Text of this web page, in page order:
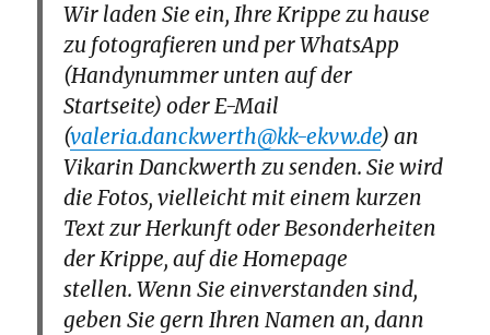
Wir laden Sie ein, Ihre Krippe zu hause
zu fotografieren und per WhatsApp
(Handynummer unten auf der
Startseite) oder E-Mail
(valeria.danckwerth@kk-ekvw.de) an
Vikarin Danckwerth zu senden. Sie wird
die Fotos, vielleicht mit einem kurzen
Text zur Herkunft oder Besonderheiten
der Krippe, auf die Homepage
stellen. Wenn Sie einverstanden sind,
geben Sie gern Ihren Namen an, dann